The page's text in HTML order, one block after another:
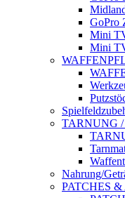
GoPro
Mini
Mini
TARNUNG /
Nahrung/
PATCHES